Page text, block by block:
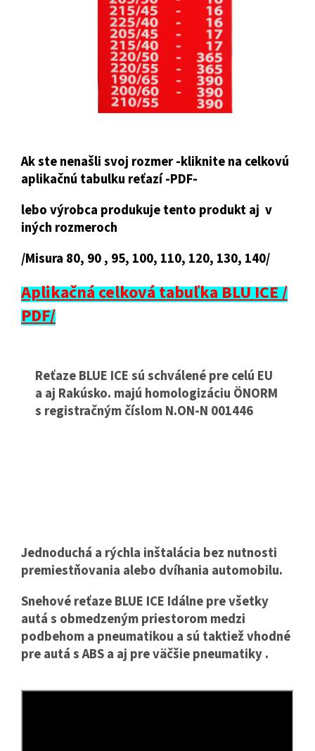
Ak ste nenašli svoj rozmer -kliknite na celkovú
aplikačnú tabulku reťazí -PDF-
lebo výrobca produkuje tento produkt aj v
iných rozmeroch
/Misura 80, 90 , 95, 100, 110, 120, 130, 140/
Aplikačná celková tabuľka BLU ICE /
PDF/
Reťaze BLUE ICE sú schválené pre celú EU
a aj Rakúsko. majú homologizáciu ÖNORM
s registračným číslom N.ON-N 001446
Jednoduchá a rýchla inštalácia bez nutnosti
premiestňovania alebo dvíhania automobilu.
Snehové reťaze BLUE ICE Idálne pre všetky
autá s obmedzeným priestorom medzi
podbehom a pneumatikou a sú taktiež vhodné
pre autá s ABS a aj pre väčšie pneumatiky .